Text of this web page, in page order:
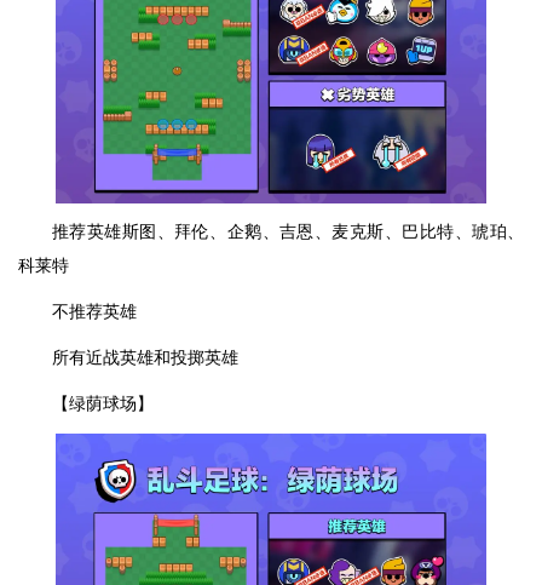
推荐英雄斯图、拜伦、企鹅、吉恩、麦克斯、巴比特、琥珀、
科莱特
不推荐英雄
所有近战英雄和投掷英雄
【绿荫球场】